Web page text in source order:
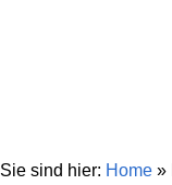
Sie sind hier: Home »